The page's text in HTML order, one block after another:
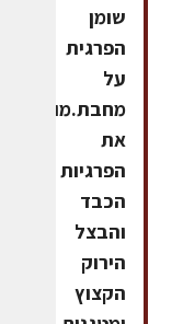
שומן
הפרגית
על
מחבת.מוסיפים
את
הפרגיות
הכבד
והבצל
הירוק
הקצוץ